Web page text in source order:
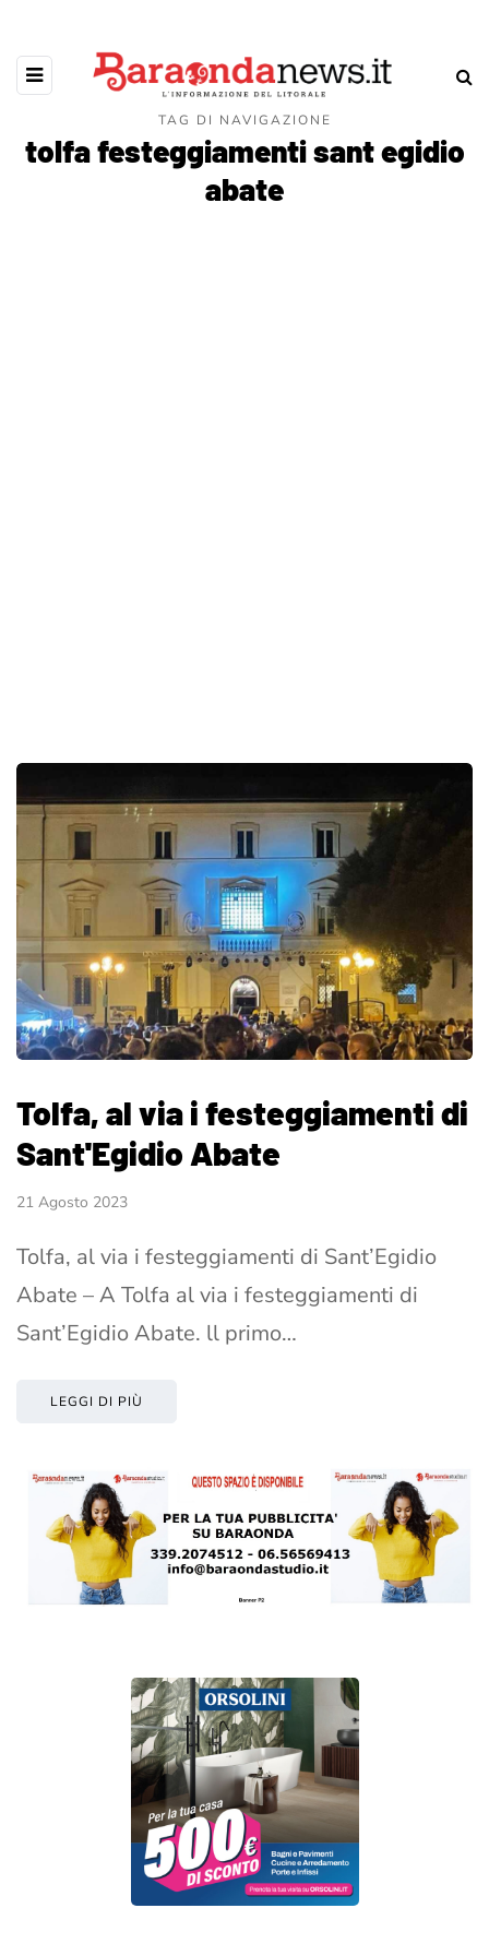
TAG DI NAVIGAZIONE
tolfa festeggiamenti sant egidio
abate
Tolfa, al via i festeggiamenti di
Sant'Egidio Abate
21 Agosto 2023
Tolfa, al via i festeggiamenti di Sant’Egidio
Abate – A Tolfa al via i festeggiamenti di
Sant’Egidio Abate. ll primo…
LEGGI DI PIÙ